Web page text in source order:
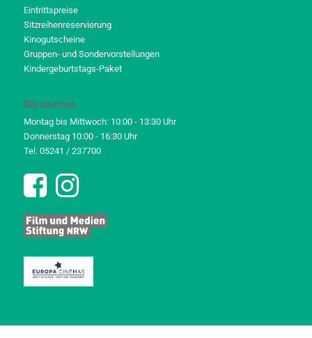
Eintrittspreise
Sitzreihenreservierung
Kinogutscheine
Gruppen- und Sondervorstellungen
Kindergeburtstags-Paket
Bürozeiten
Montag bis Mittwoch: 10:00 - 13:30 Uhr
Donnerstag 10:00 - 16:30 Uhr
Tel. 05241 / 237700